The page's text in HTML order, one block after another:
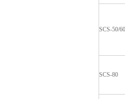
SCS-50/60
SCS-80